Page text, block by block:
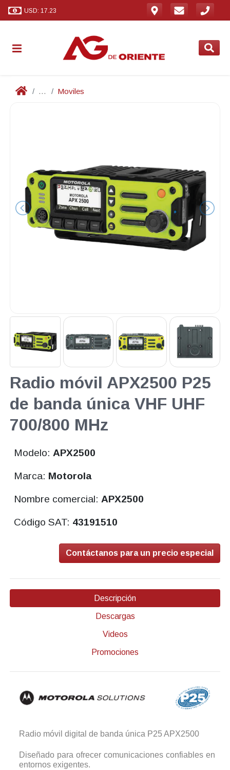
USD: 17.23
... Moviles
Radio móvil APX2500 P25
de banda única VHF UHF
700/800 MHz
Modelo: APX2500
Marca: Motorola
Nombre comercial: APX2500
Código SAT: 43191510
Contáctanos para un precio especial
Descripción
Descargas
Videos
Promociones
Radio móvil digital de banda única P25 APX2500
Diseñado para ofrecer comunicaciones confiables en
entornos exigentes.